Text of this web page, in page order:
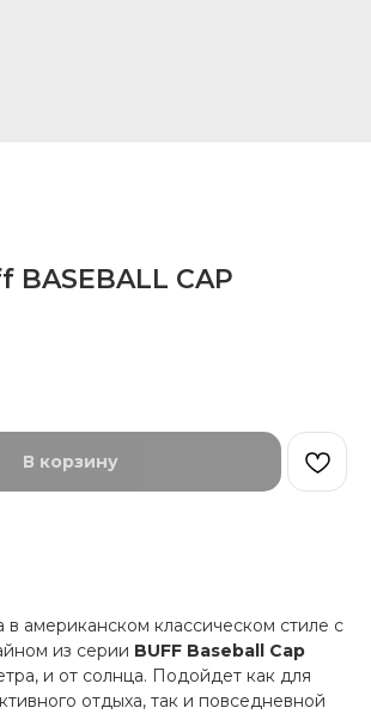
BASEBALL CAP
В корзину
в американском классическом стиле с
из серии BUFF Baseball Cap
и от солнца. Подойдет как для
отдыха, так и повседневной